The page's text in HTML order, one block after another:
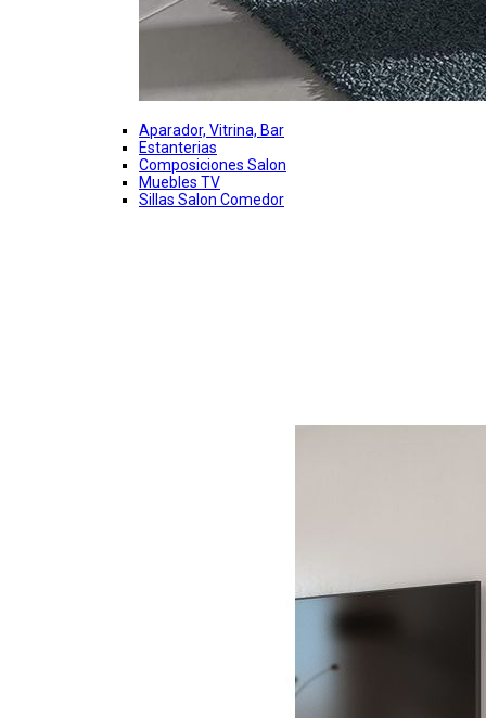
Aparador, Vitrina, Bar
Estanterias
Composiciones Salon
Muebles TV
Sillas Salon Comedor